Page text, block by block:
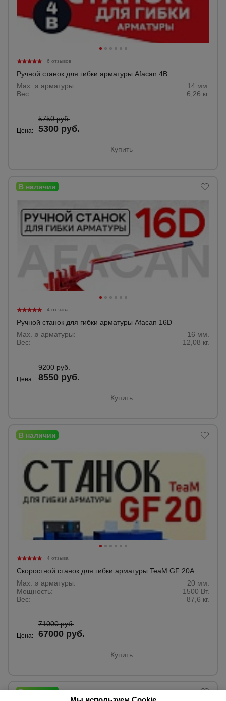
6 отзывов
Ручной станок для гибки арматуры Afacan 4B
Max. ø арматуры:
14 мм.
Вес:
6,26 кг.
Цена:
5750 руб.
5300 руб.
Купить
4 отзыва
Ручной станок для гибки арматуры Afacan 16D
Max. ø арматуры:
16 мм.
Вес:
12,08 кг.
Цена:
9200 руб.
8550 руб.
Купить
4 отзыва
Скоростной станок для гибки арматуры TeaM GF 20A
Max. ø арматуры:
20 мм.
Мощность:
1500 Вт.
Вес:
87,6 кг.
Цена:
71000 руб.
67000 руб.
Купить